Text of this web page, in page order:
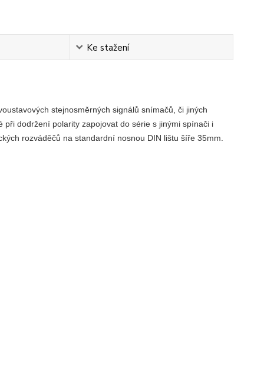
Ke stažení
stejnosměrných signálů snímačů, či jiných
dodržení polarity zapojovat do série s jinými spínači i
rozváděčů na standardní nosnou DIN lištu šíře 35mm.